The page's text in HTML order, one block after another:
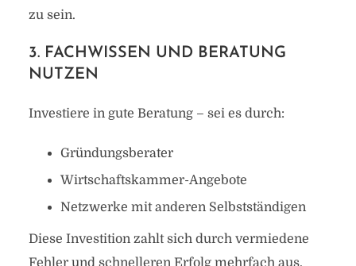
zu sein.
3. FACHWISSEN UND BERATUNG
NUTZEN
Investiere in gute Beratung – sei es durch:
Gründungsberater
Wirtschaftskammer-Angebote
Netzwerke mit anderen Selbstständigen
Diese Investition zahlt sich durch vermiedene
Fehler und schnelleren Erfolg mehrfach aus.